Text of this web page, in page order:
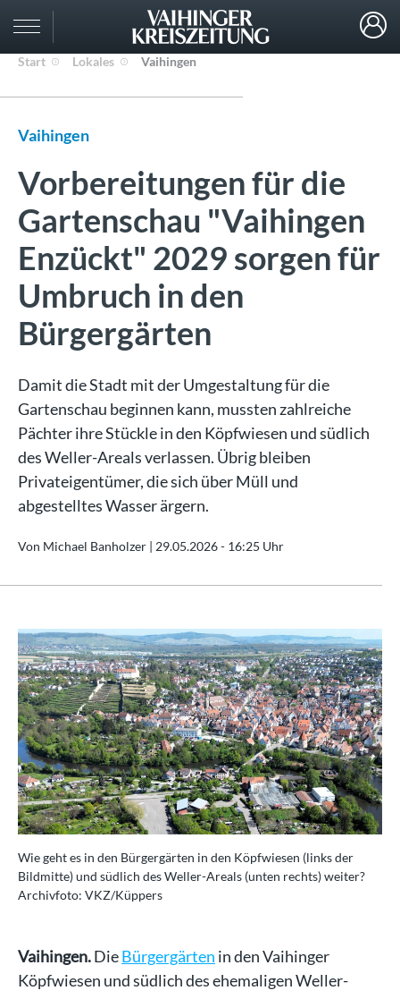
Start Lokales Vaihingen
Vaihingen
Vorbereitungen für die
Gartenschau "Vaihingen
Enzückt" 2029 sorgen für
Umbruch in den
Bürgergärten
Damit die Stadt mit der Umgestaltung für die
Gartenschau beginnen kann, mussten zahlreiche
Pächter ihre Stückle in den Köpfwiesen und südlich
des Weller-Areals verlassen. Übrig bleiben
Privateigentümer, die sich über Müll und
abgestelltes Wasser ärgern.
Von Michael Banholzer | 29.05.2026 - 16:25 Uhr
Wie geht es in den Bürgergärten in den Köpfwiesen (links der
Bildmitte) und südlich des Weller-Areals (unten rechts) weiter?
Archivfoto: VKZ/Küppers
Vaihingen.DieBürgergärten in den Vaihinger
Köpfwiesen und südlich des ehemaligen Weller-